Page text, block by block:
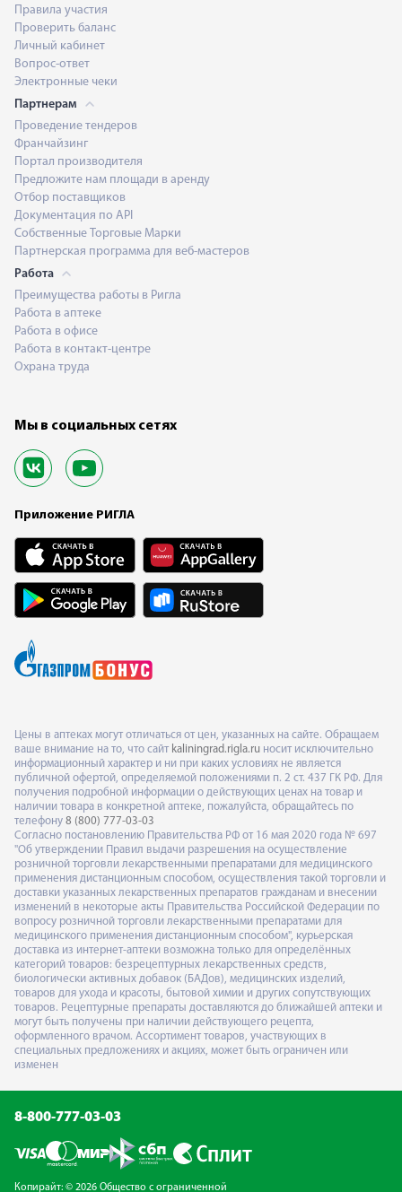
Правила участия
Проверить баланс
Личный кабинет
Вопрос-ответ
Электронные чеки
Партнерам
Проведение тендеров
Франчайзинг
Портал производителя
Предложите нам площади в аренду
Отбор поставщиков
Документация по API
Собственные Торговые Марки
Партнерская программа для веб-мастеров
Работа
Преимущества работы в Ригла
Работа в аптеке
Работа в офисе
Работа в контакт-центре
Охрана труда
Мы в социальных сетях
Приложение РИГЛА
Цены в аптеках могут отличаться от цен, указанных на сайте. Обращаем
ваше внимание на то, что сайт kaliningrad.rigla.ru носит исключительно
информационный характер и ни при каких условиях не является
публичной офертой, определяемой положениями п. 2 ст. 437 ГК РФ. Для
получения подробной информации о действующих ценах на товар и
наличии товара в конкретной аптеке, пожалуйста, обращайтесь по
телефону 8 (800) 777-03-03
Согласно постановлению Правительства РФ от 16 мая 2020 года № 697
"Об утверждении Правил выдачи разрешения на осуществление
розничной торговли лекарственными препаратами для медицинского
применения дистанционным способом, осуществления такой торговли и
доставки указанных лекарственных препаратов гражданам и внесении
изменений в некоторые акты Правительства Российской Федерации по
вопросу розничной торговли лекарственными препаратами для
медицинского применения дистанционным способом", курьерская
доставка из интернет-аптеки возможна только для определённых
категорий товаров: безрецептурных лекарственных средств,
биологически активных добавок (БАДов), медицинских изделий,
товаров для ухода и красоты, бытовой химии и других сопутствующих
товаров. Рецептурные препараты доставляются до ближайшей аптеки и
могут быть получены при наличии действующего рецепта,
оформленного врачом. Ассортимент товаров, участвующих в
специальных предложениях и акциях, может быть ограничен или
изменен
8-800-777-03-03
Копирайт: © 2026 Общество с ограниченной